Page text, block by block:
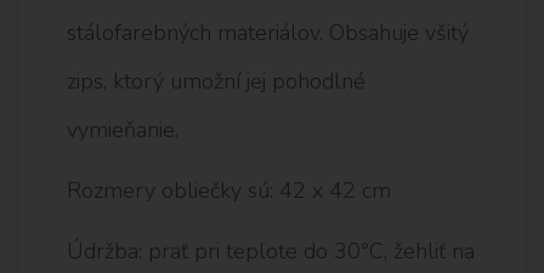
stálofarebných materiálov. Obsahuje všitý
zips, ktorý umožní jej pohodlné
vymieňanie.
Rozmery obliečky sú: 42 x 42 cm
Údržba: prať pri teplote do 30°C, žehliť na